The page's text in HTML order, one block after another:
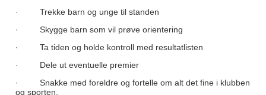
· Trekke barn og unge til standen
· Skygge barn som vil prøve orientering
· Ta tiden og holde kontroll med resultatlisten
· Dele ut eventuelle premier
· Snakke med foreldre og fortelle om alt det fine i klubben
og sporten.